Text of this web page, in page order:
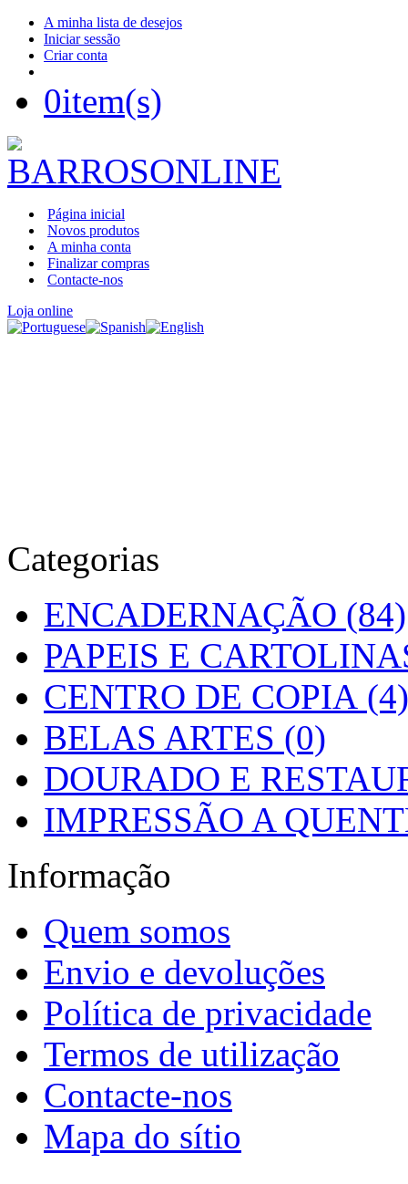
A minha lista de desejos
Iniciar sessão
Criar conta
0item(s)
Página inicial
Novos produtos
A minha conta
Finalizar compras
Contacte-nos
Loja online
Categorias
ENCADERNAÇÃO (84)
PAPEIS E
CENTRO DE COPIA (4)
BELAS ARTES (0)
DOURADO E
IMPRESSÃO A
Informação
Quem somos
Envio e devoluções
Política de privacidade
Termos de utilização
Contacte-nos
Mapa do sítio